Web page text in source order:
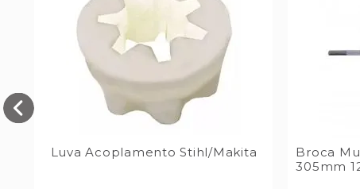
Luva Acoplamento Stihl/Makita
Broca
305mm